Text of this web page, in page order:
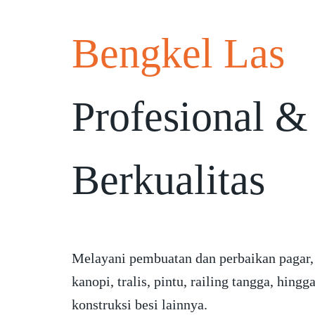
Bengkel Las
Profesional &
Berkualitas
Melayani pembuatan dan perbaikan pagar,
kanopi, tralis, pintu, railing tangga, hingga
konstruksi besi lainnya.